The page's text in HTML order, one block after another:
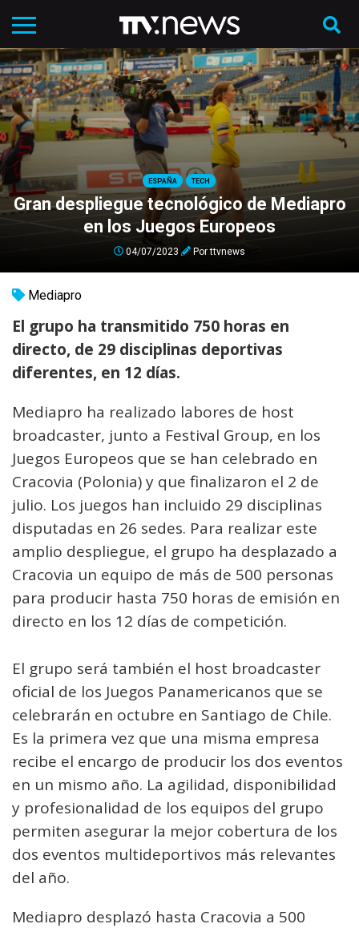
ESPAÑA TECH
Gran despliegue tecnológico de Mediapro
en los Juegos Europeos
04/07/2023 Porttvnews
Mediapro
El grupo ha transmitido 750 horas en
directo, de 29 disciplinas deportivas
diferentes, en 12 días.
Mediapro ha realizado labores de host
broadcaster, junto a Festival Group, en los
Juegos Europeos que se han celebrado en
Cracovia (Polonia) y que finalizaron el 2 de
julio. Los juegos han incluido 29 disciplinas
disputadas en 26 sedes. Para realizar este
amplio despliegue, el grupo ha desplazado a
Cracovia un equipo de más de 500 personas
para producir hasta 750 horas de emisión en
directo en los 12 días de competición.
El grupo será también el host broadcaster
oficial de los Juegos Panamericanos que se
celebrarán en octubre en Santiago de Chile.
Es la primera vez que una misma empresa
recibe el encargo de producir los dos eventos
en un mismo año. La agilidad, disponibilidad
y profesionalidad de los equipos del grupo
permiten asegurar la mejor cobertura de los
dos eventos multideportivos más relevantes
del año.
Mediapro desplazó hasta Cracovia a 500